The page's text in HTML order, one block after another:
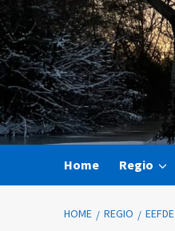
Home Regio
HOME REGIO EEFDE